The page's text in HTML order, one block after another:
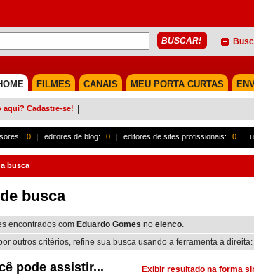
MEU PORTA CURTAS
CANAIS
FILMES
aqui? Cadastre-se!
0 | editores de blog: 0 | editores de sites profissionais: 0 |
busca
busca
encontrados com Eduardo Gomes no elenco.
outros critérios, refine sua busca usando a ferramenta à direita:
Exibir resultado na forma
pode assistir...